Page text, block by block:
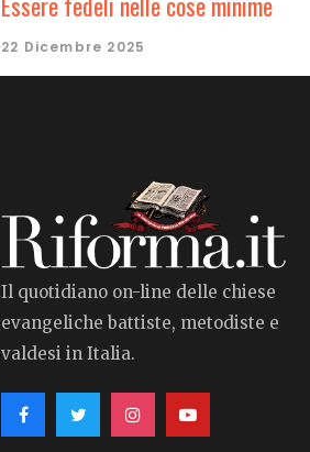
22 Dicembre 2025
Il quotidiano on-line delle chiese
evangeliche battiste, metodiste e
valdesi in Italia.